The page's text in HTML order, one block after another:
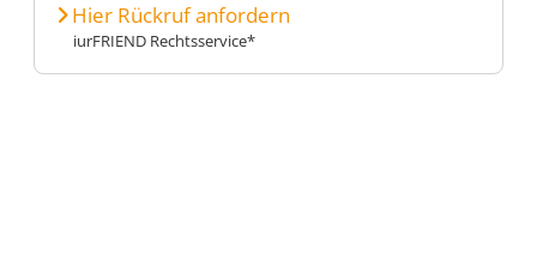
Hier Rückruf anfordern
iurFRIEND Rechtsservice*